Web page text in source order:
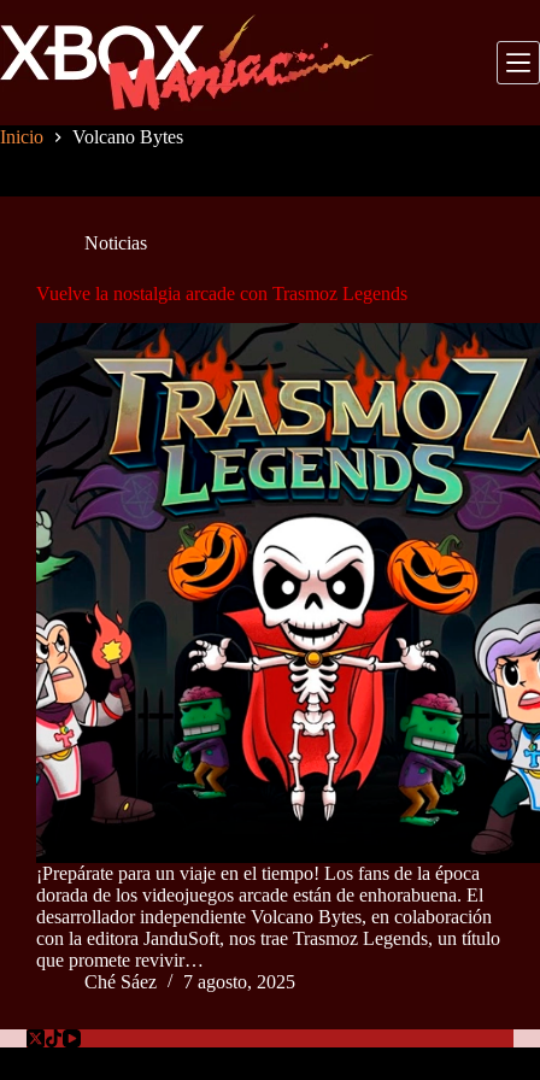
al
contenido
Inicio Volcano Bytes
Noticias
Vuelve la nostalgia arcade con Trasmoz Legends
¡Prepárate para un viaje en el tiempo! Los fans de la época
dorada de los videojuegos arcade están de enhorabuena. El
desarrollador independiente Volcano Bytes, en colaboración
con la editora JanduSoft, nos trae Trasmoz Legends, un título
que promete revivir…
Ché Sáez
7 agosto, 2025